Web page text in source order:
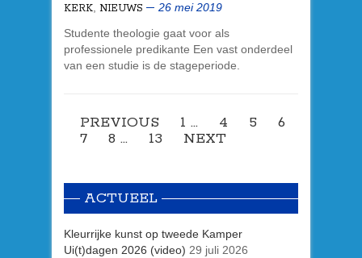
KERK, NIEUWS
26 mei 2019
Studente theologie gaat voor als
professionele predikante Een vast onderdeel
van een studie is de stageperiode.
PREVIOUS 1 … 4 5
6
7
8 … 13 NEXT
ACTUEEL
Kleurrijke kunst op tweede Kamper
Ui(t)dagen 2026 (video) 29 juli 2026